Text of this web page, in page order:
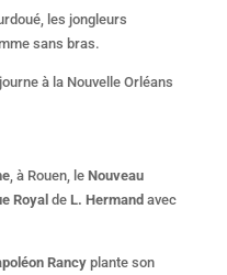
les jongleurs
sans bras.
à la Nouvelle Orléans
, à Rouen, le Nouveau
Royal de L. Hermand avec
Rancyplante son